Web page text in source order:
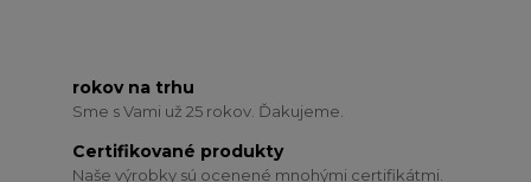
rokov na trhu
Sme s Vami už 25 rokov. Ďakujeme.
Certifikované produkty
Naše výrobky sú ocenené mnohými certifikátmi.